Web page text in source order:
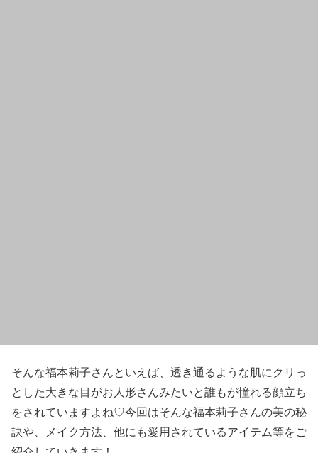
そんな福本莉子さんといえば、透き通るような肌にクリっ
とした大きな目がお人形さんみたいと誰もが憧れる顔立ち
をされていますよね♡今回はそんな福本莉子さんの美の秘
訣や、 メイク方法、他にも愛用されているアイテム等をご